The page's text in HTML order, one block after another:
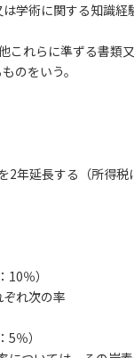
学術に関する知識経
これらに準ずる書類
のをいう。
2年延長する（所得税
％）
れ次の率
％）